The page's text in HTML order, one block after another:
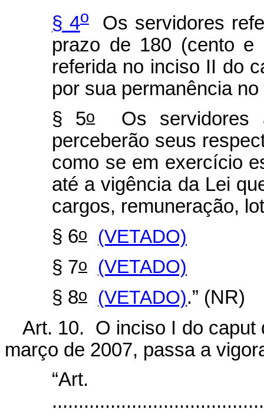
§ 4oOs servidores
prazo de 180 (cento e
referida no inciso II do
por sua permanência
§ 5oOs servidores
perceberão seus
como se em exercício
até a vigência da Lei
cargos, remuneração,
§ 6o
(VETADO)
§ 7o
(VETADO)
§ 8o (VETADO).” (NR)
Art. 10. O inciso I do caput
março de 2007, passa a